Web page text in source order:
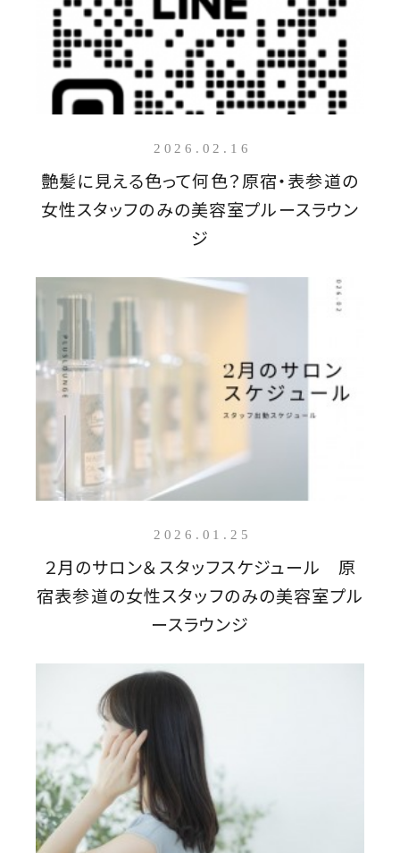
2026.02.16
艶髪に見える色って何色？原宿・表参道の
女性スタッフのみの美容室プルースラウン
ジ
2026.01.25
２月のサロン＆スタッフスケジュール 原
宿表参道の女性スタッフのみの美容室プル
ースラウンジ